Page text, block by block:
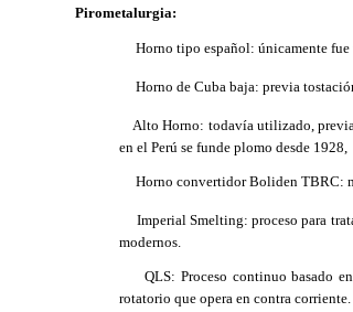
Pirometalurgia:
 Horno tipo español: únicamente
 Horno de Cuba baja: previa
 Alto Horno: todavía utilizado,
en el Perú se funde plomo desde 1928,
 Horno convertidor Boliden TBRC:
 Imperial Smelting: proceso para
modernos.
 QLS: Proceso continuo basado
rotatorio que opera en contra